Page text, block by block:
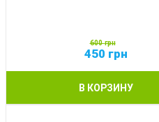
600грн
450 грн
В КОРЗИНУ